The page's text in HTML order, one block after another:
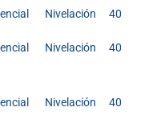
Nivelación 40
Nivelación 40
Nivelación 40